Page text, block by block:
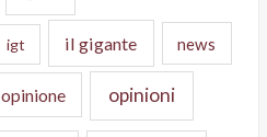
igt il gigante news
opinione opinioni